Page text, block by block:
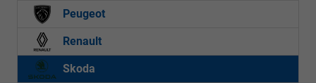
Peugeot
Renault
Skoda